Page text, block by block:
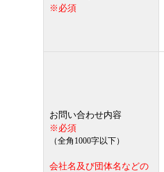
※必須
お問い合わせ内容
※必須
（全角1000字以下）
会社名及び団体名などの